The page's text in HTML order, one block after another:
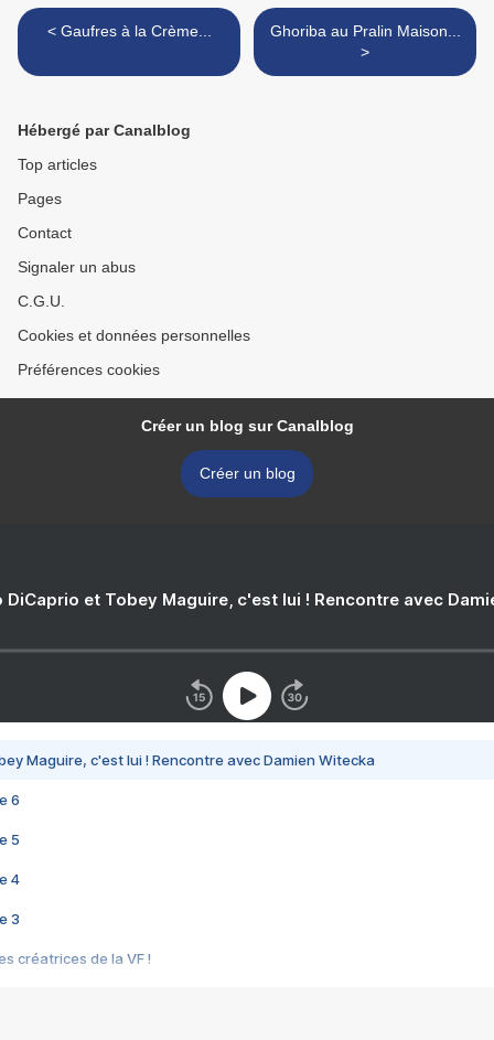
< Gaufres à la Crème...
Ghoriba au Pralin Maison...
>
Hébergé par Canalblog
Top articles
Pages
Contact
Signaler un abus
C.G.U.
Cookies et données personnelles
Préférences cookies
Créer un blog sur Canalblog
Créer un blog
DiCaprio et Tobey Maguire, c'est lui ! Rencontre avec
Maguire, c'est lui ! Rencontre avec Damien Witecka
6
5
4
3
créatrices de la VF !